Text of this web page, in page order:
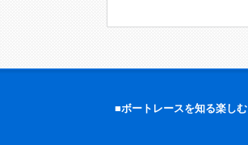
■ボートレースを知る楽しむ